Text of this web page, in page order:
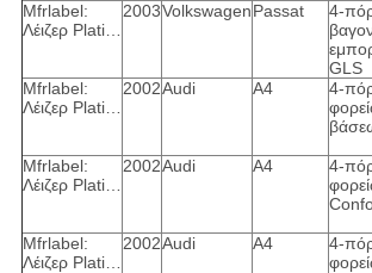
Mfrlabel:
Λέιζερ Plati…
2003VolkswagenPassat
4-
GLS
Mfrlabel:
Λέιζερ Plati…
2002Audi A4
4-
Mfrlabel:
Λέιζερ Plati…
2002Audi A4
4-
Mfrlabel:
Λέιζερ Plati…
2002Audi A4
4-